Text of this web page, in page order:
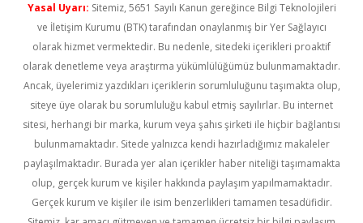
Yasal Uyarı: Sitemiz, 5651 Sayılı Kanun gereğince Bilgi Teknolojileri
ve İletişim Kurumu (BTK) tarafından onaylanmış bir Yer Sağlayıcı
olarak hizmet vermektedir. Bu nedenle, sitedeki içerikleri proaktif
olarak denetleme veya araştırma yükümlülüğümüz bulunmamaktadır.
Ancak, üyelerimiz yazdıkları içeriklerin sorumluluğunu taşımakta olup,
siteye üye olarak bu sorumluluğu kabul etmiş sayılırlar. Bu internet
sitesi, herhangi bir marka, kurum veya şahıs şirketi ile hiçbir bağlantısı
bulunmamaktadır. Sitede yalnızca kendi hazırladığımız makaleler
paylaşılmaktadır. Burada yer alan içerikler haber niteliği taşımamakta
olup, gerçek kurum ve kişiler hakkında paylaşım yapılmamaktadır.
Gerçek kurum ve kişiler ile isim benzerlikleri tamamen tesadüfidir.